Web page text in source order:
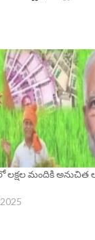
మందికి అనుచిత